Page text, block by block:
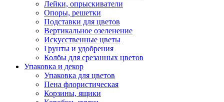
Лейки, опрыскиватели
Опоры, решетки
Подставки для цветов
Вертикальное озеленение
Искусственные цветы
Грунты и удобрения
Колбы для срезанных цветов
Упаковка и декор
Упаковка для цветов
Пена флористическая
Корзины, ящики